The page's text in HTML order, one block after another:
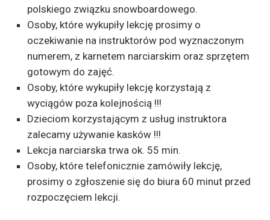
polskiego związku snowboardowego.
Osoby, które wykupiły lekcję prosimy o
oczekiwanie na instruktorów pod wyznaczonym
numerem, z karnetem narciarskim oraz sprzętem
gotowym do zajęć.
Osoby, które wykupiły lekcję korzystają z
wyciągów poza kolejnością !!!
Dzieciom korzystającym z usług instruktora
zalecamy używanie kasków !!!
Lekcja narciarska trwa ok. 55 min.
Osoby, które telefonicznie zamówiły lekcję,
prosimy o zgłoszenie się do biura 60 minut przed
rozpoczęciem lekcji.